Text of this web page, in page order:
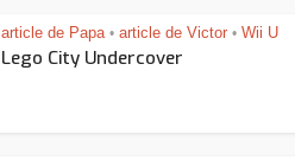
article de Papa • article de Victor • Wii U
Lego City Undercover